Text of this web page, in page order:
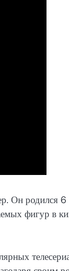
Он родился 6
фигур в